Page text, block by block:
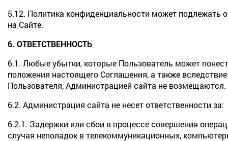
5.12. Политика конфиденциальности может подлежать
на Сайте.
6. ОТВЕТСТВЕННОСТЬ
6.1. Любые убытки, которые Пользователь может
положения настоящего Соглашения, а также
Пользователя, Администрацией сайта не возмещаются.
6.2. Администрация сайта не несет ответственности за:
6.2.1. Задержки или сбои в процессе совершения
случая неполадок в телекоммуникационных,